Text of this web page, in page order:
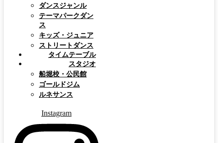
ダンスジャンル
テーマパークダン
ス
キッズ・ジュニア
ストリートダンス
タイムテーブル
スタジオ
船堀校・公民館
ゴールドジム
ルネサンス
Instagram